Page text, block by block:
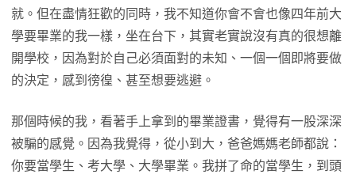
就。但在盡情狂歡的同時，我不知道你會不會也像四年前大
學要畢業的我一樣，坐在台下，其實老實說沒有真的很想離
開學校，因為對於自己必須面對的未知、一個一個即將要做
的決定，感到徬徨、甚至想要逃避。
那個時候的我，看著手上拿到的畢業證書，覺得有一股深深
被騙的感覺。因為我覺得，從小到大，爸爸媽媽老師都說：
你要當學生、考大學、大學畢業。我拼了命的當學生，到頭